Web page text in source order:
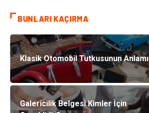
BUNLARI KAÇIRMA
Klasik Otomobil Tutkusunun Anlamı
Galericilik Belgesi Kimler İçin